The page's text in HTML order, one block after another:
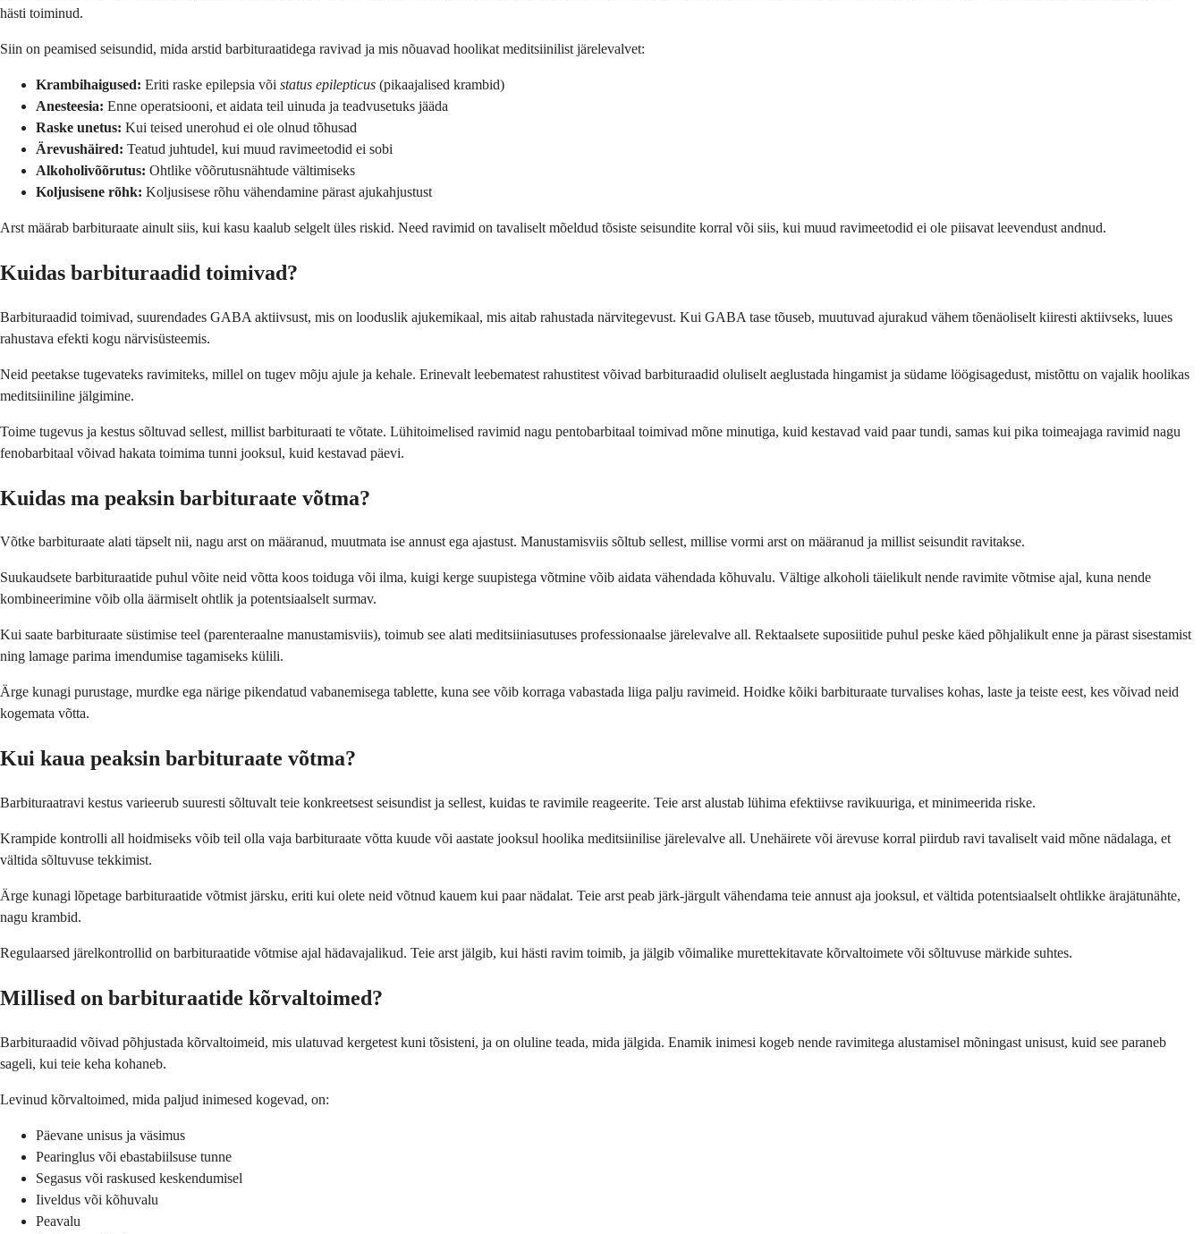
hästi toiminud.
Siin on peamised seisundid, mida arstid barbituraatidega ravivad ja mis nõuavad hoolikat meditsiinilist järelevalvet:
Krambihaigused: Eriti raske epilepsia või status epilepticus (pikaajalised krambid)
Anesteesia: Enne operatsiooni, et aidata teil uinuda ja teadvusetuks jääda
Raske unetus: Kui teised unerohud ei ole olnud tõhusad
Ärevushäired: Teatud juhtudel, kui muud ravimeetodid ei sobi
Alkoholivõõrutus: Ohtlike võõrutusnähtude vältimiseks
Koljusisene rõhk: Koljusisese rõhu vähendamine pärast ajukahjustust
Arst määrab barbituraate ainult siis, kui kasu kaalub selgelt üles riskid. Need ravimid on tavaliselt mõeldud tõsiste seisundite korral või siis, kui muud ravimeetodid ei ole piisavat leevendust andnud.
Kuidas barbituraadid toimivad?
Barbituraadid toimivad, suurendades GABA aktiivsust, mis on looduslik ajukemikaal, mis aitab rahustada närvitegevust. Kui GABA tase tõuseb, muutuvad ajurakud vähem tõenäoliselt kiiresti aktiivseks, luues
rahustava efekti kogu närvisüsteemis.
Neid peetakse tugevateks ravimiteks, millel on tugev mõju ajule ja kehale. Erinevalt leebematest rahustitest võivad barbituraadid oluliselt aeglustada hingamist ja südame löögisagedust, mistõttu on vajalik hoolikas
meditsiiniline jälgimine.
Toime tugevus ja kestus sõltuvad sellest, millist barbituraati te võtate. Lühitoimelised ravimid nagu pentobarbitaal toimivad mõne minutiga, kuid kestavad vaid paar tundi, samas kui pika toimeajaga ravimid nagu
fenobarbitaal võivad hakata toimima tunni jooksul, kuid kestavad päevi.
Kuidas ma peaksin barbituraate võtma?
Võtke barbituraate alati täpselt nii, nagu arst on määranud, muutmata ise annust ega ajastust. Manustamisviis sõltub sellest, millise vormi arst on määranud ja millist seisundit ravitakse.
Suukaudsete barbituraatide puhul võite neid võtta koos toiduga või ilma, kuigi kerge suupistega võtmine võib aidata vähendada kõhuvalu. Vältige alkoholi täielikult nende ravimite võtmise ajal, kuna nende
kombineerimine võib olla äärmiselt ohtlik ja potentsiaalselt surmav.
Kui saate barbituraate süstimise teel (parenteraalne manustamisviis), toimub see alati meditsiiniasutuses professionaalse järelevalve all. Rektaalsete suposiitide puhul peske käed põhjalikult enne ja pärast sisestamist
ning lamage parima imendumise tagamiseks külili.
Ärge kunagi purustage, murdke ega närige pikendatud vabanemisega tablette, kuna see võib korraga vabastada liiga palju ravimeid. Hoidke kõiki barbituraate turvalises kohas, laste ja teiste eest, kes võivad neid
kogemata võtta.
Kui kaua peaksin barbituraate võtma?
Barbituraatravi kestus varieerub suuresti sõltuvalt teie konkreetsest seisundist ja sellest, kuidas te ravimile reageerite. Teie arst alustab lühima efektiivse ravikuuriga, et minimeerida riske.
Krampide kontrolli all hoidmiseks võib teil olla vaja barbituraate võtta kuude või aastate jooksul hoolika meditsiinilise järelevalve all. Unehäirete või ärevuse korral piirdub ravi tavaliselt vaid mõne nädalaga, et
vältida sõltuvuse tekkimist.
Ärge kunagi lõpetage barbituraatide võtmist järsku, eriti kui olete neid võtnud kauem kui paar nädalat. Teie arst peab järk-järgult vähendama teie annust aja jooksul, et vältida potentsiaalselt ohtlikke ärajätunähte,
nagu krambid.
Regulaarsed järelkontrollid on barbituraatide võtmise ajal hädavajalikud. Teie arst jälgib, kui hästi ravim toimib, ja jälgib võimalike murettekitavate kõrvaltoimete või sõltuvuse märkide suhtes.
Millised on barbituraatide kõrvaltoimed?
Barbituraadid võivad põhjustada kõrvaltoimeid, mis ulatuvad kergetest kuni tõsisteni, ja on oluline teada, mida jälgida. Enamik inimesi kogeb nende ravimitega alustamisel mõningast unisust, kuid see paraneb
sageli, kui teie keha kohaneb.
Levinud kõrvaltoimed, mida paljud inimesed kogevad, on:
Päevane unisus ja väsimus
Pearinglus või ebastabiilsuse tunne
Segasus või raskused keskendumisel
Iiveldus või kõhuvalu
Peavalu